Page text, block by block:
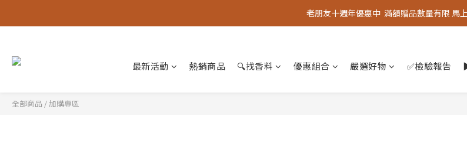
老朋友十週年優惠中  滿額贈品數量有限 馬
老朋友十週年優惠中  滿額贈品數量有限 馬
老朋友十週年優惠中  滿額贈品數量有限 馬
最新活動 熱銷商品 🔍找香料 優惠組合 嚴選好物 ✅檢驗報告
全部商品 /加購專區